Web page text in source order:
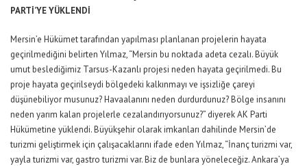
PARTİ’YE YÜKLENDİ
Mersin’e Hükümet tarafından yapılması planlanan projelerin hayata
geçirilmediğini belirten Yılmaz, “Mersin bu noktada adeta cezalı. Büyük
umut beslediğimiz Tarsus-Kazanlı projesi neden hayata geçirilmedi. Bu
proje hayata geçirilseydi bölgedeki kalkınmayı ve işsizliğe çareyi
düşünebiliyor musunuz? Havaalanını neden durdurdunuz? Bölge insanını
neden yarım kalan projelerle cezalandırıyorsunuz?” diyerek AK Parti
Hükümetine yüklendi. Büyükşehir olarak imkanları dahilinde Mersin’de
turizmi geliştirmek için çalışacaklarını ifade eden Yılmaz, “İnanç turizmi var,
yayla turizmi var, gastro turizmi var. Biz de bunlara yöneleceğiz. Ankara’ya